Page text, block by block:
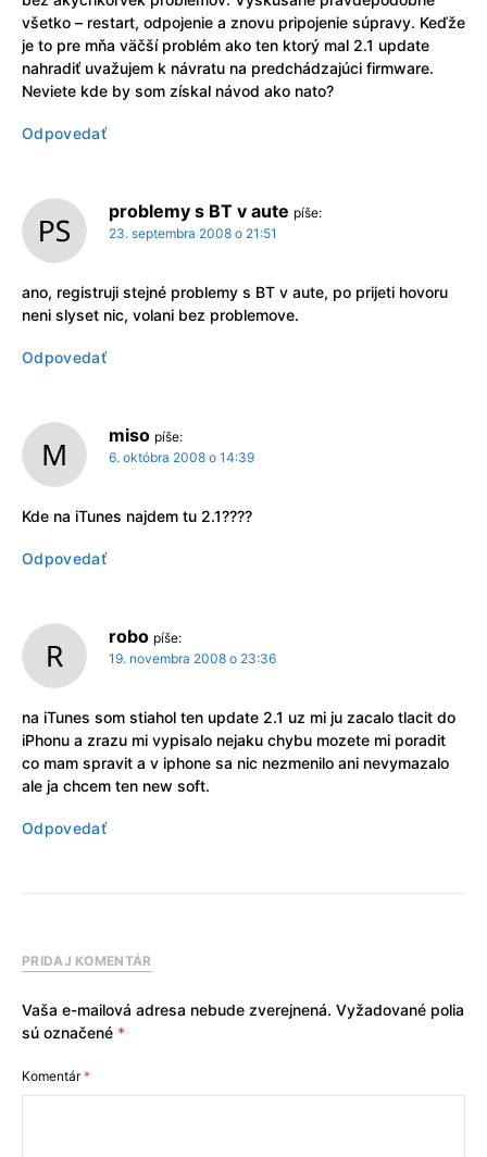
všetko – restart, odpojenie a znovu pripojenie súpravy. Keďže
je to pre mňa väčší problém ako ten ktorý mal 2.1 update
nahradiť uvažujem k návratu na predchádzajúci firmware.
Neviete kde by som získal návod ako nato?
Odpovedať
problemy s BT v aute píše:
23. septembra 2008 o 21:51
ano, registruji stejné problemy s BT v aute, po prijeti hovoru
neni slyset nic, volani bez problemove.
Odpovedať
miso píše:
6. októbra 2008 o 14:39
Kde na iTunes najdem tu 2.1????
Odpovedať
robo píše:
19. novembra 2008 o 23:36
na iTunes som stiahol ten update 2.1 uz mi ju zacalo tlacit do
iPhonu a zrazu mi vypisalo nejaku chybu mozete mi poradit
co mam spravit a v iphone sa nic nezmenilo ani nevymazalo
ale ja chcem ten new soft.
Odpovedať
PRIDAJ KOMENTÁR
Vaša e-mailová adresa nebude zverejnená. Vyžadované polia
sú označené *
Komentár*